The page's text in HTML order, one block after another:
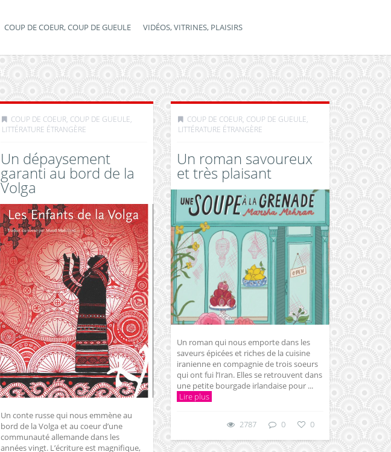
COUP DE COEUR, COUP DE GUEULE VIDÉOS, VITRINES, PLAISIRS
COUP DE COEUR, COUP DE GUEULE,
LITTÉRATURE ÉTRANGÈRE
Un dépaysement
garanti au bord de la
Volga
Un conte russe qui nous emmène au
bord de la Volga et au coeur d’une
communauté allemande dans les
années vingt. L’écriture est magnifique,
COUP DE COEUR, COUP DE GUEULE,
LITTÉRATURE ÉTRANGÈRE
Un roman savoureux
et très plaisant
Un roman qui nous emporte dans les
saveurs épicées et riches de la cuisine
iranienne en compagnie de trois soeurs
qui ont fui l’Iran. Elles se retrouvent dans
une petite bourgade irlandaise pour ...
Lire plus
2787 0 0